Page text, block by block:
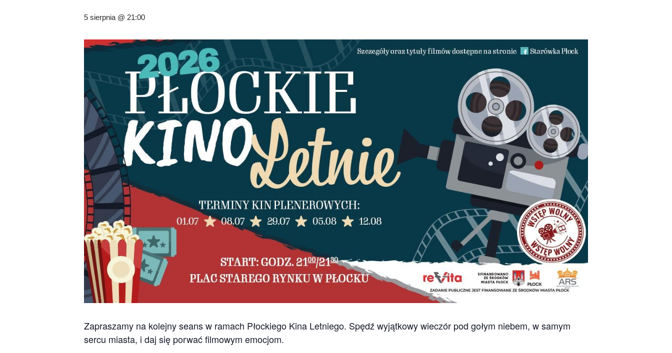
5 sierpnia @ 21:00
Zapraszamy na kolejny seans w ramach Płockiego Kina Letniego. Spędź wyjątkowy wieczór pod gołym niebem, w samym
sercu miasta, i daj się porwać filmowym emocjom.